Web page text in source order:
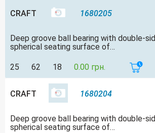
CRAFT 1680205
Deep groove ball bearing with double-
spherical seating surface of…
25 62 18 0.00 грн.
CRAFT 1680204
Deep groove ball bearing with double-
spherical seating surface of…